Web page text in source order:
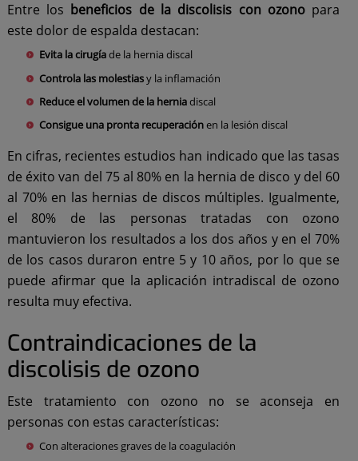
Entre los beneficios de la discolisis con ozono para
este dolor de espalda destacan:
Evita la cirugíade la hernia discal
Controla las molestiasy la inflamación
Reduce el volumen de la herniadiscal
Consigue una pronta recuperaciónen la lesión discal
En cifras, recientes estudios han indicado que las tasas
de éxito van del 75 al 80% en la hernia de disco y del 60
al 70% en las hernias de discos múltiples. Igualmente,
el 80% de las personas tratadas con ozono
mantuvieron los resultados a los dos años y en el 70%
de los casos duraron entre 5 y 10 años, por lo que se
puede afirmar que la aplicación intradiscal de ozono
resulta muy efectiva.
Contraindicaciones de la
discolisis de ozono
Este tratamiento con ozono no se aconseja en
personas con estas características:
Con alteraciones graves de la coagulación